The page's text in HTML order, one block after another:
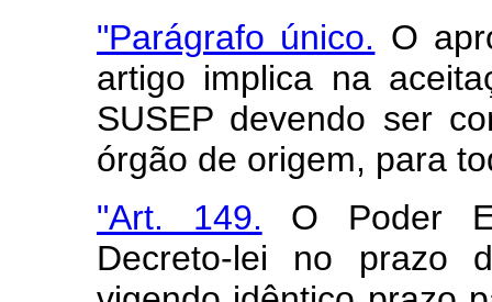
"Parágrafo único. O
artigo implica na
SUSEP devendo ser
órgão de origem, para
"Art. 149. O Poder
Decreto-lei no prazo